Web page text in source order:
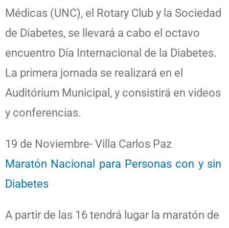
Médicas (UNC), el Rotary Club y la Sociedad
de Diabetes, se llevará a cabo el octavo
encuentro Día Internacional de la Diabetes.
La primera jornada se realizará en el
Auditórium Municipal, y consistirá en videos
y conferencias.
19 de Noviembre- Villa Carlos Paz
Maratón Nacional para Personas con y sin
Diabetes
A partir de las 16 tendrá lugar la maratón de